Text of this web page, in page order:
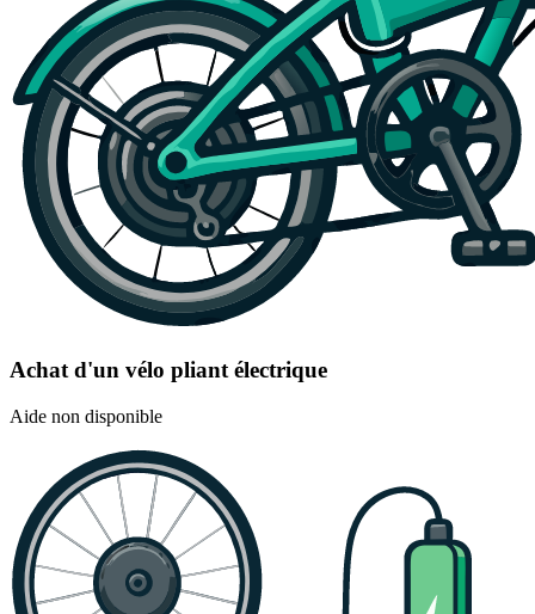
Achat d'un vélo pliant électrique
Aide non disponible